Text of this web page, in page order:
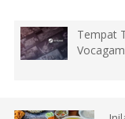
Tempat